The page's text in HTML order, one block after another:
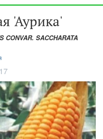
'Аурика'
SACCHARATA